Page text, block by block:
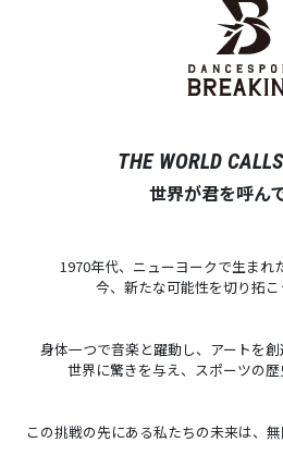
THE WORLD
世界が君を呼ん
1970年代、ニューヨークで生まれ
今、新たな可能性を切り拓こ
身体一つで音楽と躍動し、アートを創
世界に驚きを与え、スポーツの歴
この挑戦の先にある私たちの未来は、無